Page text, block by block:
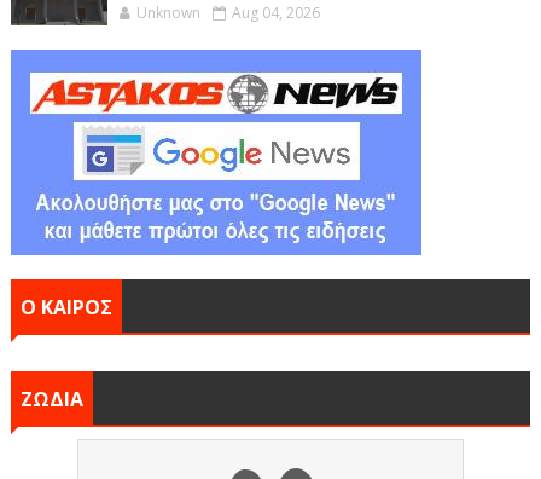
Unknown Aug 04, 2026
Ο ΚΑΙΡΟΣ
ΖΩΔΙΑ